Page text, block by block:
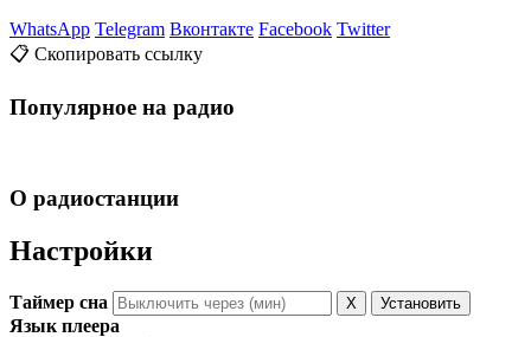
WhatsApp Telegram Вконтакте Facebook Twitter
📋 Скопировать ссылку
Популярное на радио
О радиостанции
Настройки
Таймер сна X Установить
Язык плеера